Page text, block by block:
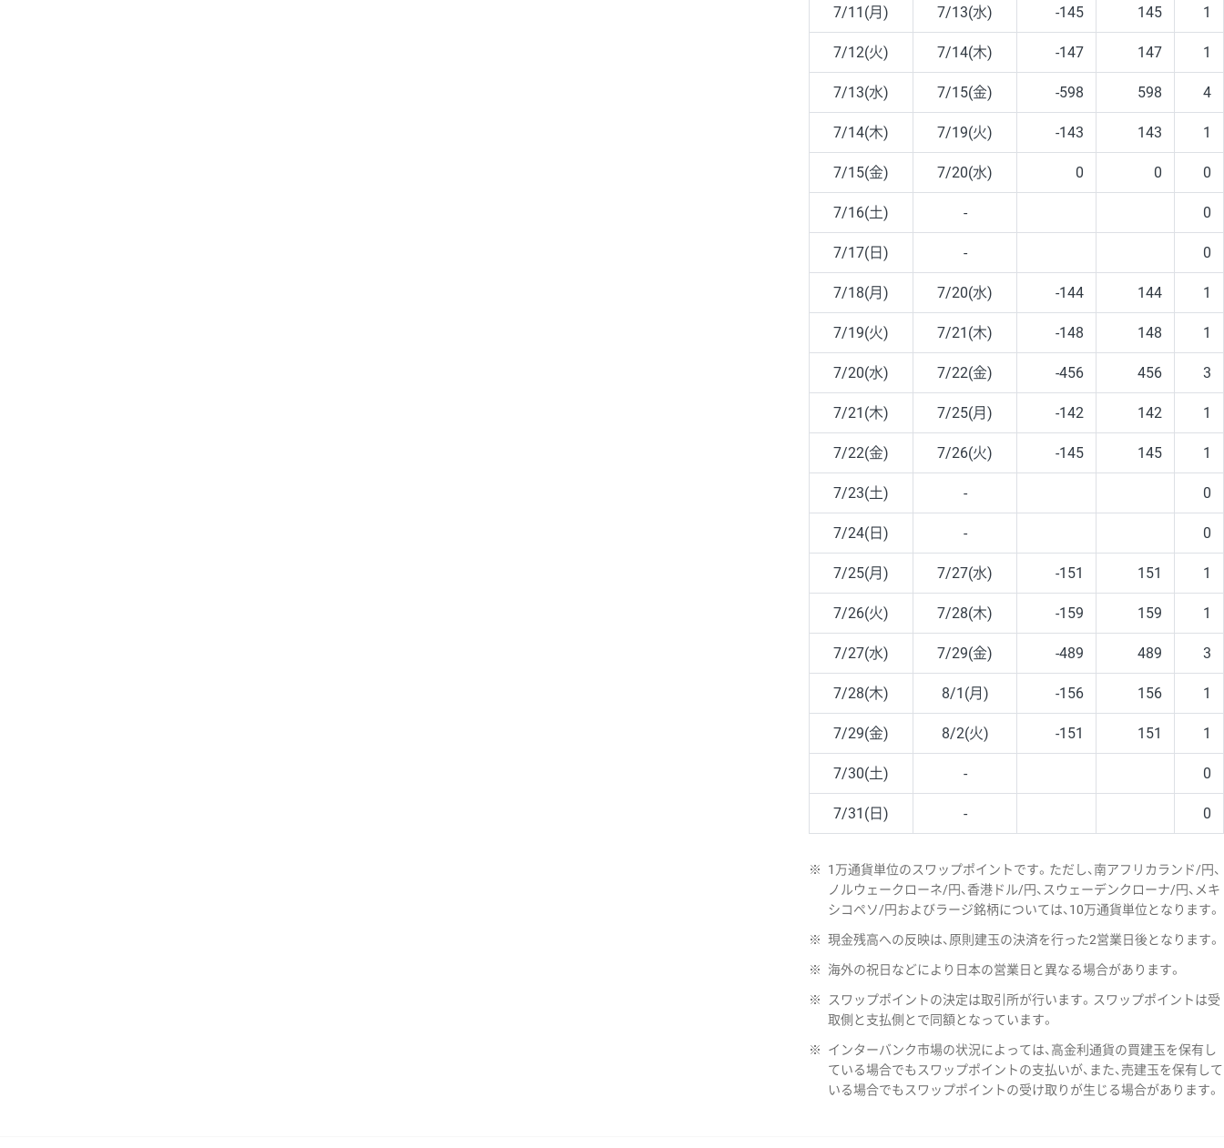
7/11(月) 7/13(水) -145 145 1
7/12(火) 7/14(木) -147 147 1
7/13(水) 7/15(金) -598 598 4
7/14(木) 7/19(火) -143 143 1
7/15(金) 7/20(水) 0 0 0
7/16(土) - 0
7/17(日) - 0
7/18(月) 7/20(水) -144 144 1
7/19(火) 7/21(木) -148 148 1
7/20(水) 7/22(金) -456 456 3
7/21(木) 7/25(月) -142 142 1
7/22(金) 7/26(火) -145 145 1
7/23(土) - 0
7/24(日) - 0
7/25(月) 7/27(水) -151 151 1
7/26(火) 7/28(木) -159 159 1
7/27(水) 7/29(金) -489 489 3
7/28(木) 8/1(月) -156 156 1
7/29(金) 8/2(火) -151 151 1
7/30(土) - 0
7/31(日) - 0
※
1万通貨単位のスワップポイントです。ただし、南アフリカランド/円、
ノルウェークローネ/円、香港ドル/円、スウェーデンクローナ/円、メキ
シコペソ/円およびラージ銘柄については、10万通貨単位となります。
※ 現金残高への反映は、原則建玉の決済を行った2営業日後となります。
※ 海外の祝日などにより日本の営業日と異なる場合があります。
※
スワップポイントの決定は取引所が行います。スワップポイントは受
取側と支払側とで同額となっています。
※
インターバンク市場の状況によっては、高金利通貨の買建玉を保有し
ている場合でもスワップポイントの支払いが、また、売建玉を保有して
いる場合でもスワップポイントの受け取りが生じる場合があります。